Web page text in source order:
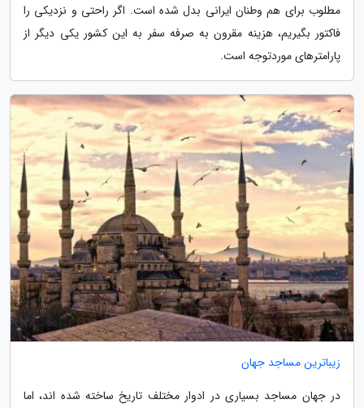
مطلوب برای هم وطنان ایرانی بدل شده است. اگر راحتی و نزدیکی را
فاکتور بگیریم، هزینه مقرون به صرفه سفر به این کشور یکی دیگر از
پارامترهای موردتوجه است.
زیباترین مساجد جهان
در جهان مساجد بسیاری در ادوار مختلف تاریخ ساخته شده اند، اما